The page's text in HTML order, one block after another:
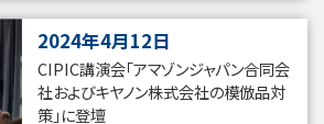
2024年4月12日
CIPIC講演会「アマゾンジャパン合同会
社およびキヤノン株式会社の模倣品対
策」に登壇